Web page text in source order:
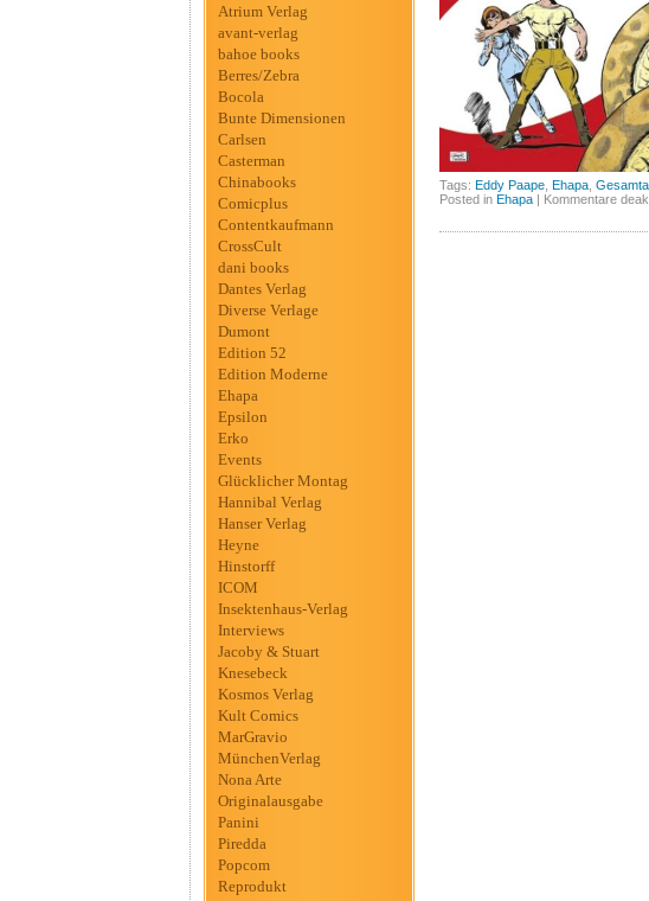
Atrium Verlag
avant-verlag
bahoe books
Berres/Zebra
Bocola
Bunte Dimensionen
Carlsen
Casterman
Chinabooks
Comicplus
Contentkaufmann
CrossCult
dani books
Dantes Verlag
Diverse Verlage
Dumont
Edition 52
Edition Moderne
Ehapa
Epsilon
Erko
Events
Glücklicher Montag
Hannibal Verlag
Hanser Verlag
Heyne
Hinstorff
ICOM
Insektenhaus-Verlag
Interviews
Jacoby & Stuart
Knesebeck
Kosmos Verlag
Kult Comics
MarGravio
MünchenVerlag
Nona Arte
Originalausgabe
Panini
Piredda
Popcom
Reprodukt
Tags: Eddy Paape Ehapa
Posted in Ehapa | Kommentare